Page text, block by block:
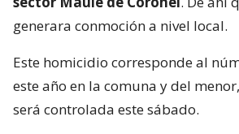
generara conmoción a nivel local.
Este homicidio corresponde al
este año en la comuna y del
será controlada este sábado.